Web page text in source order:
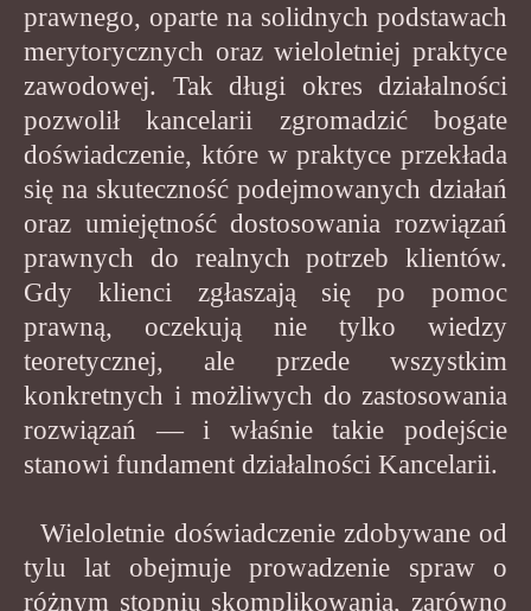
prawnego, oparte na solidnych podstawach
merytorycznych oraz wieloletniej praktyce
zawodowej. Tak długi okres działalności
pozwolił kancelarii zgromadzić bogate
doświadczenie, które w praktyce przekłada
się na skuteczność podejmowanych działań
oraz umiejętność dostosowania rozwiązań
prawnych do realnych potrzeb klientów.
Gdy klienci zgłaszają się po pomoc
prawną, oczekują nie tylko wiedzy
teoretycznej, ale przede wszystkim
konkretnych i możliwych do zastosowania
rozwiązań — i właśnie takie podejście
stanowi fundament działalności Kancelarii.
Wieloletnie doświadczenie zdobywane od
tylu lat obejmuje prowadzenie spraw o
różnym stopniu skomplikowania, zarówno